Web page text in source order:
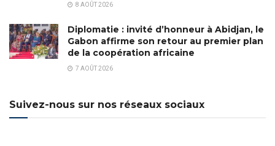
8 AOÛT 2026
Diplomatie : invité d’honneur à Abidjan, le
Gabon affirme son retour au premier plan
de la coopération africaine
7 AOÛT 2026
Suivez-nous sur nos réseaux sociaux